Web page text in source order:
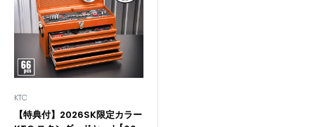
KTC
【特典付】2026SK限定カラー